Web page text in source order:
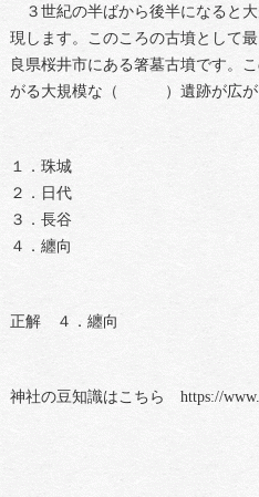
３世紀の半ばから後半になると
現します。このころの古墳として
良県桜井市にある箸墓古墳です。
がる大規模な（ ）遺跡が広が
１．珠城
２．日代
３．長谷
４．纏向
正解 ４．纏向
神社の豆知識はこちら https://